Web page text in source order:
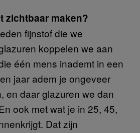
zichtbaar maken?
fijnstof die we
koppelen we aan
één mens inademt in een
jaar adem je ongeveer
en daar glazuren we dan
ook met wat je in 25, 45,
Dat zijn